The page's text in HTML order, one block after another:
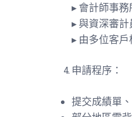
▸ 會計師事
▸ 與資深審
▸ 由多位客
申請程序：
提交成績單